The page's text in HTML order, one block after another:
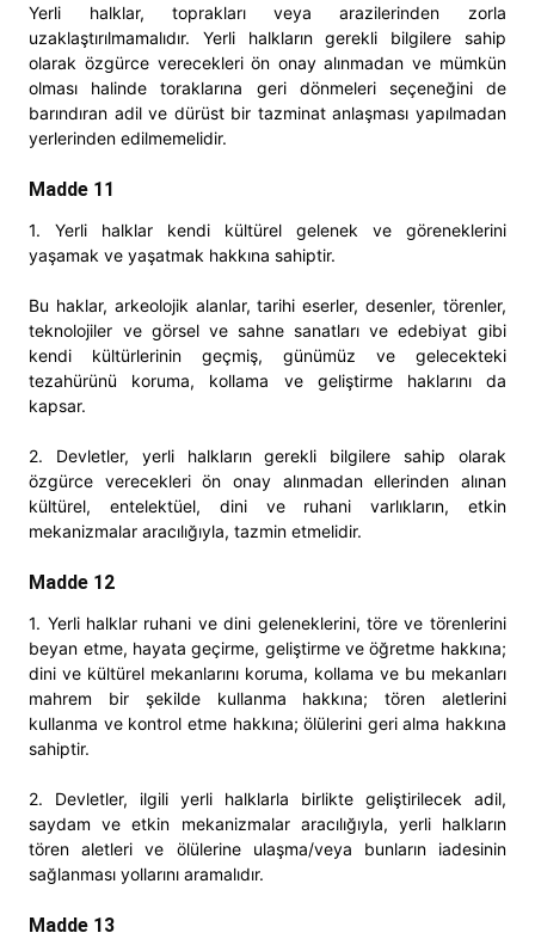
Yerli halklar, toprakları veya arazilerinden zorla
uzaklaştırılmamalıdır. Yerli halkların gerekli bilgilere sahip
olarak özgürce verecekleri ön onay alınmadan ve mümkün
olması halinde toraklarına geri dönmeleri seçeneğini de
barındıran adil ve dürüst bir tazminat anlaşması yapılmadan
yerlerinden edilmemelidir.
Madde 11
1. Yerli halklar kendi kültürel gelenek ve göreneklerini
yaşamak ve yaşatmak hakkına sahiptir.
Bu haklar, arkeolojik alanlar, tarihi eserler, desenler, törenler,
teknolojiler ve görsel ve sahne sanatları ve edebiyat gibi
kendi kültürlerinin geçmiş, günümüz ve gelecekteki
tezahürünü koruma, kollama ve geliştirme haklarını da
kapsar.
2. Devletler, yerli halkların gerekli bilgilere sahip olarak
özgürce verecekleri ön onay alınmadan ellerinden alınan
kültürel, entelektüel, dini ve ruhani varlıkların, etkin
mekanizmalar aracılığıyla, tazmin etmelidir.
Madde 12
1. Yerli halklar ruhani ve dini geleneklerini, töre ve törenlerini
beyan etme, hayata geçirme, geliştirme ve öğretme hakkına;
dini ve kültürel mekanlarını koruma, kollama ve bu mekanları
mahrem bir şekilde kullanma hakkına; tören aletlerini
kullanma ve kontrol etme hakkına; ölülerini geri alma hakkına
sahiptir.
2. Devletler, ilgili yerli halklarla birlikte geliştirilecek adil,
saydam ve etkin mekanizmalar aracılığıyla, yerli halkların
tören aletleri ve ölülerine ulaşma/veya bunların iadesinin
sağlanması yollarını aramalıdır.
Madde 13